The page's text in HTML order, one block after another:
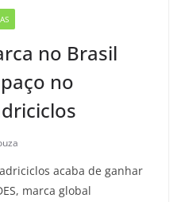
no Brasil
no
acaba de ganhar
marca global